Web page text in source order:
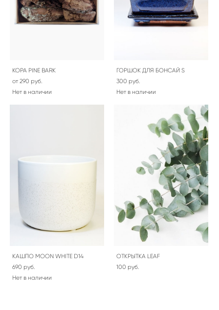
КОРА PINE BARK
от 290 pуб.
Нет в наличии
ГОРШОК ДЛЯ БОНСАЙ S
300 pуб.
Нет в наличии
КАШПО MOON WHITE D14
690 pуб.
Нет в наличии
ОТКРЫТКА LEAF
100 pуб.